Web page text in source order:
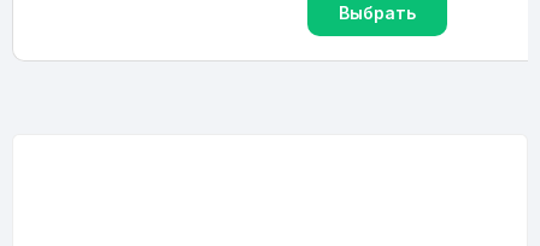
Выбрать